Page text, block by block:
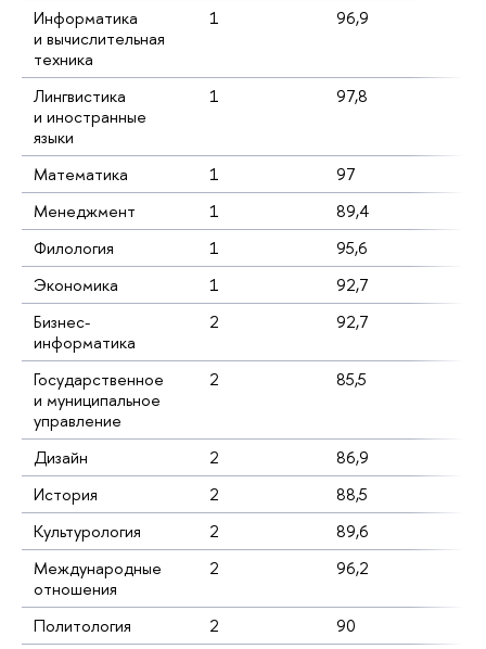
Информатика
и вычислительная
техника
1 96,9
Лингвистика
и иностранные
языки
1 97,8
Математика 1 97
Менеджмент
1 89,4
Филология
1 95,6
Экономика
1 92,7
Бизнес-
информатика
2 92,7
Государственное
и муниципальное
управление
2 85,5
Дизайн 2 86,9
История
2 88,5
Культурология
2 89,6
Международные
отношения
2 96,2
Политология 2 90